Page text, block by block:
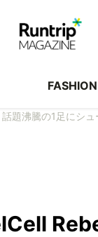
FASHION
題沸騰の1足にシ